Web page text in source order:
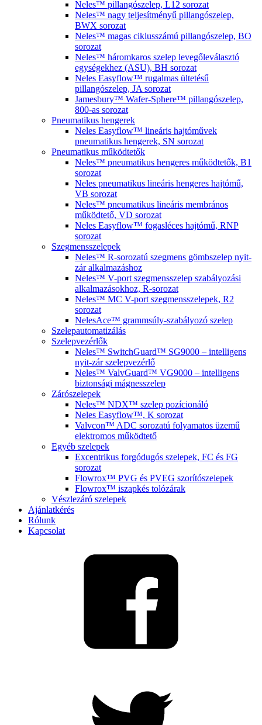
Neles™ pillangószelep, L12 sorozat
Neles™ nagy teljesítményű pillangószelep,
BWX sorozat
Neles™ magas ciklusszámú pillangószelep, BO
sorozat
Neles™ háromkaros szelep levegőleválasztó
egységekhez (ASU), BH sorozat
Neles Easyflow™ rugalmas ültetésű
pillangószelep, JA sorozat
Jamesbury™ Wafer-Sphere™ pillangószelep,
800-as sorozat
Pneumatikus hengerek
Neles Easyflow™ lineáris hajtóművek
pneumatikus hengerek, SN sorozat
Pneumatikus működtetők
Neles™ pneumatikus hengeres működtetők, B1
sorozat
Neles pneumatikus lineáris hengeres hajtómű,
VB sorozat
Neles™ pneumatikus lineáris membrános
működtető, VD sorozat
Neles Easyflow™ fogasléces hajtómű, RNP
sorozat
Szegmensszelepek
Neles™ R-sorozatú szegmens gömbszelep nyit-
zár alkalmazáshoz
Neles™ V-port szegmensszelep szabályozási
alkalmazásokhoz, R-sorozat
Neles™ MC V-port szegmensszelepek, R2
sorozat
NelesAce™ grammsúly-szabályozó szelep
Szelepautomatizálás
Szelepvezérlők
Neles™ SwitchGuard™ SG9000 – intelligens
nyit-zár szelepvezérlő
Neles™ ValvGuard™ VG9000 – intelligens
biztonsági mágnesszelep
Zárószelepek
Neles™ NDX™ szelep pozícionáló
Neles Easyflow™, K sorozat
Valvcon™ ADC sorozatú folyamatos üzemű
elektromos működtető
Egyéb szelepek
Excentrikus forgódugós szelepek, FC és FG
sorozat
Flowrox™ PVG és PVEG szorítószelepek
Flowrox™ iszapkés tolózárak
Vészlezáró szelepek
Ajánlatkérés
Rólunk
Kapcsolat